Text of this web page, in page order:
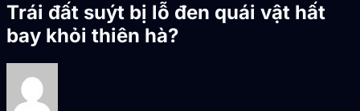
Trái đất suýt bị lỗ đen quái vật hất
bay khỏi thiên hà?